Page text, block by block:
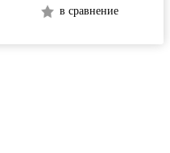
в сравнение